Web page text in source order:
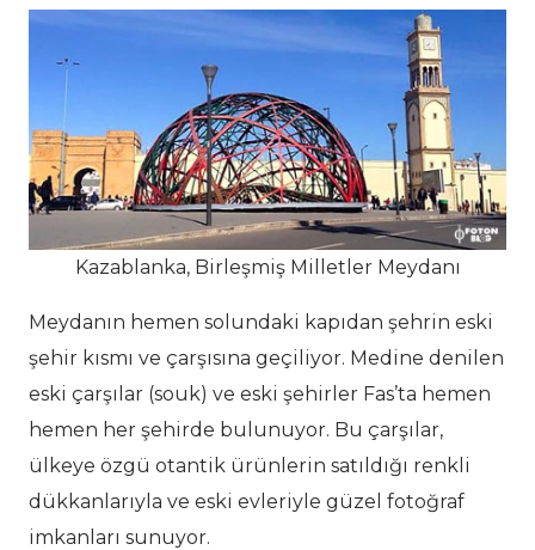
Kazablanka, Birleşmiş Milletler Meydanı
Meydanın hemen solundaki kapıdan şehrin eski
şehir kısmı ve çarşısına geçiliyor. Medine denilen
eski çarşılar (souk) ve eski şehirler Fas’ta hemen
hemen her şehirde bulunuyor. Bu çarşılar,
ülkeye özgü otantik ürünlerin satıldığı renkli
dükkanlarıyla ve eski evleriyle güzel fotoğraf
imkanları sunuyor.